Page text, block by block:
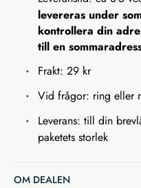
levereras under
kontrollera din
till en
Frakt: 29 kr
Vid frågor: ring eller
Leverans: till din
paketets storlek
OM DEALEN